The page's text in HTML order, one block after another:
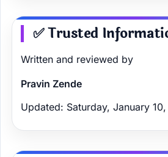
✅ Trusted
Written and reviewed by
Pravin Zende
Updated: Saturday, January